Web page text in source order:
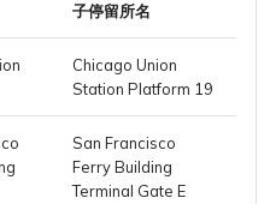
子停留所名
Chicago Union
Station Platform 19
San Francisco
Ferry Building
Terminal Gate E